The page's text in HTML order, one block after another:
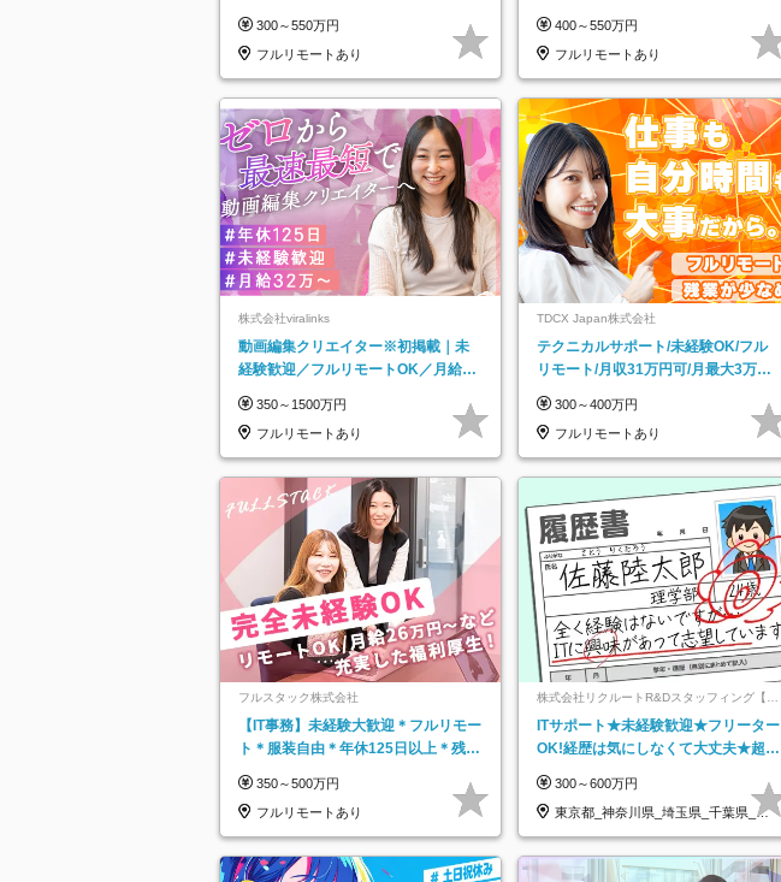
300～550万円
フルリモートあり
400～550万円
フルリモートあり
株式会社viralinks
動画編集クリエイター※初掲載｜未
経験歓迎／フルリモートOK／月給32
350～1500万円
フルリモートあり
TDCX Japan株式会社
テクニカルサポート/未経験OK/フル
リモート/月収31万円可/月最大3万の
300～400万円
フルリモートあり
フルスタック株式会社
【IT事務】未経験大歓迎＊フルリモー
ト＊服装自由＊年休125日以上＊残業
350～500万円
フルリモートあり
株式会社リクルートR&Dスタッフィング【リ
クルートグループ】
ITサポート★未経験歓迎★フリーター
OK!経歴は気にしなくて大丈夫★超大
300～600万円
東京都_神奈川県_埼玉県_千葉県_大
阪府…